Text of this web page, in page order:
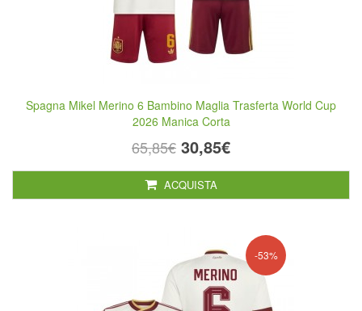
Spagna Mikel Merino 6 Bambino Maglia Trasferta World Cup
2026 Manica Corta
65,85€ 30,85€
ACQUISTA
-53%